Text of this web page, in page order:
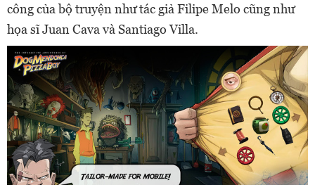
công của bộ truyện như tác giả Filipe Melo cũng như
họa sĩ Juan Cava và Santiago Villa.